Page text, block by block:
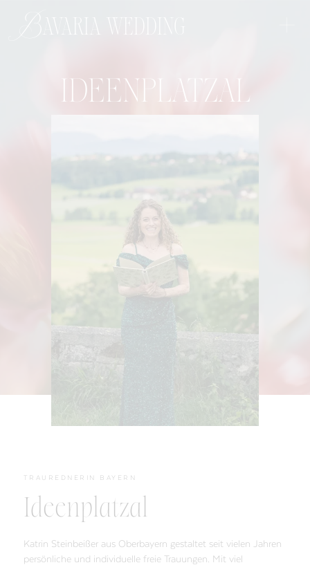
Bavaria wedding
IDEENPLATZAL
TRAUREDNERIN BAYERN
Ideenplatzal
Katrin Steinbeißer aus Oberbayern gestaltet seit vielen Jahren
persönliche und individuelle freie Trauungen. Mit viel